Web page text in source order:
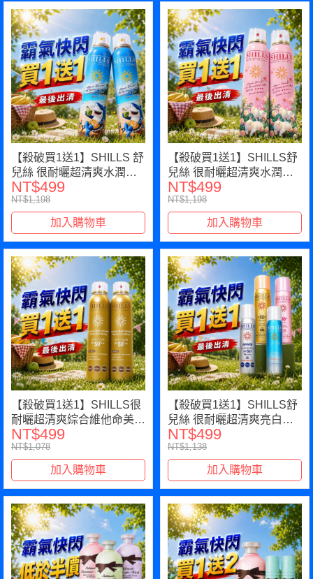
【殺破買1送1】SHILLS 舒
兒絲 很耐曬超清爽水潤高
效防曬噴霧
SPF50+★★★★(180ml)
(陽光鯊手)*2（售價已折）
NT$499
NT$1,198
加入購物車
【殺破買1送1】SHILLS舒
兒絲 很耐曬超清爽水潤高
效防曬噴霧
SPF50+★★★★(祕密花
園)(180ml)*2（售價已折）
NT$499
NT$1,198
加入購物車
【殺破買1送1】SHILLS很
耐曬超清爽綜合維他命美白
防曬冰鎮噴霧(180ml)*2
NT$499
NT$1,078
加入購物車
【殺破買1送1】SHILLS舒
兒絲 很耐曬超清爽亮白防
曬冰鎮噴霧SPF50+
PA++++*1(多款選項)(售價
已折)
NT$499
NT$1,138
加入購物車